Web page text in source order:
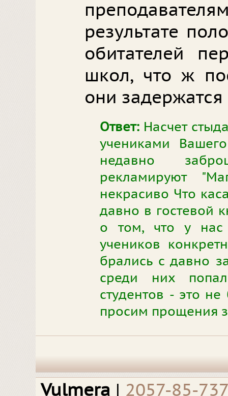
результате
обитателей
школ, что ж
они задержатся
Ответ: Насчет
учениками
недавно
рекламируют
некрасиво Что
давно в гостевой
о том, что у нас
учеников
брались с давно
среди них
студентов - это
просим прощения
Vulmera | 2057-85-